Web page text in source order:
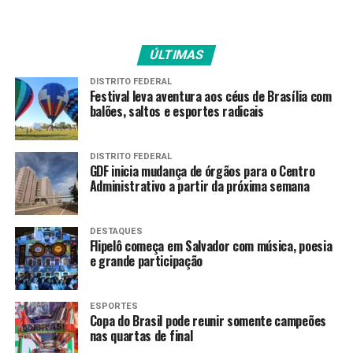
biocombustível e por ser
biocombustível, não
poluente. Por incrível que
pareça, 60% a menos que
um veículo elétrico que
todos clamam como sendo
não poluente. Biometano é
uma tecnologia nacional
revolucionaria”, explicou o
secretário ao repórter
Chico Regueira.
ÚLTIMAS
DISTRITO FEDERAL
Festival leva aventura aos céus de Brasília com
balões, saltos e esportes radicais
DISTRITO FEDERAL
GDF inicia mudança de órgãos para o Centro
Administrativo a partir da próxima semana
DESTAQUES
Flipelô começa em Salvador com música, poesia
e grande participação
ESPORTES
Copa do Brasil pode reunir somente campeões
nas quartas de final